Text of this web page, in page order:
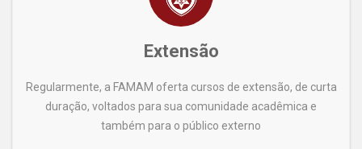
Extensão
Regularmente, a FAMAM oferta cursos de extensão, de curta
duração, voltados para sua comunidade acadêmica e
também para o público externo